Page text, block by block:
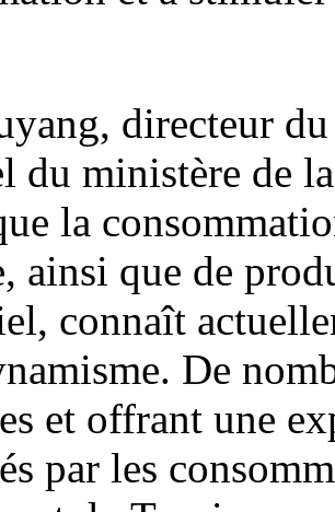
directeur
du ministère de
la
ainsi que de
connaît
De
et offrant une
par les